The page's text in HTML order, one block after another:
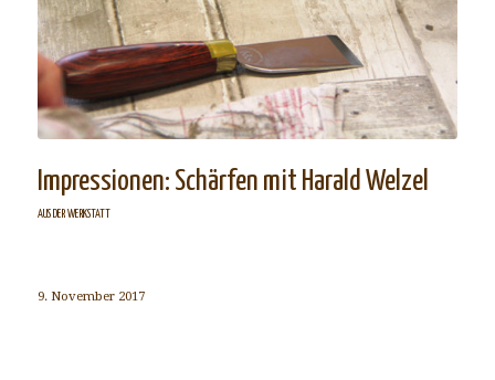
Impressionen: Schärfen mit Harald Welzel
AUS DER WERKSTATT
9. November 2017